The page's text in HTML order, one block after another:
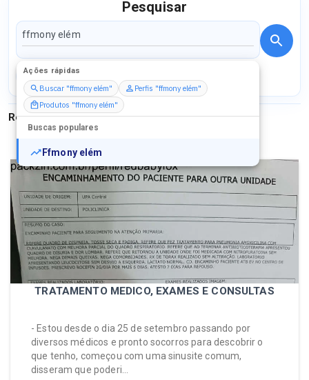
Pesquisar
Ações rápidas
Buscar "ffmony elém"
Perfis "ffmony elém"
Produtos "ffmony elém"
Buscas populares
Ffmony elém
Perfis
Resultados para"ffmony elém"
TRATAMENTO MEDICO, EXAMES E CONSULTAS
- Estou desde o dia 25 de setembro passando por
diversos médicos e pronto socorros para descobrir o
que tenho, começou com uma sinusite comum,
disseram que poderi…